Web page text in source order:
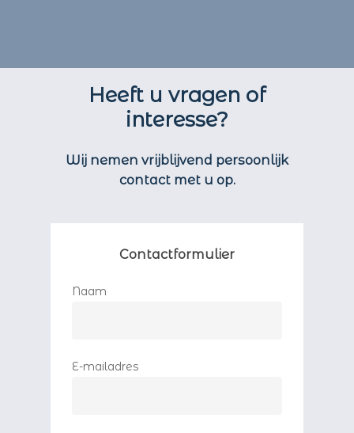
Heeft u vragen of
interesse?
Wij nemen vrijblijvend persoonlijk
contact met u op.
Contactformulier
Naam
E-mailadres